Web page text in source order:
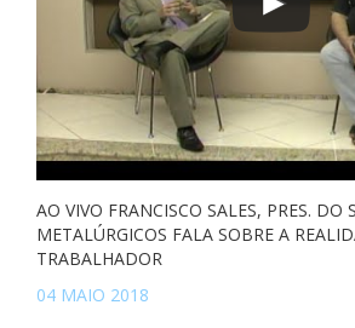
AO VIVO FRANCISCO SALES, PRES. DO
METALÚRGICOS FALA SOBRE A
TRABALHADOR
04 MAIO 2018